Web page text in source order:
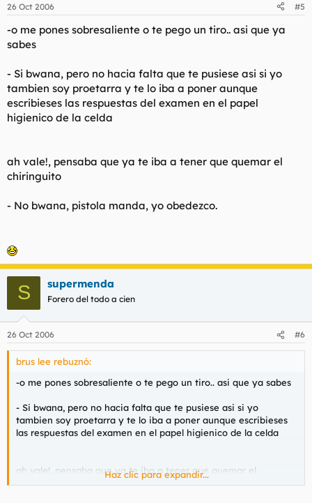
26 Oct 2006 #5
-o me pones sobresaliente o te pego un tiro.. asi que ya
sabes
- Si bwana, pero no hacia falta que te pusiese asi si yo
tambien soy proetarra y te lo iba a poner aunque
escribieses las respuestas del examen en el papel
higienico de la celda
ah vale!, pensaba que ya te iba a tener que quemar el
chiringuito
- No bwana, pistola manda, yo obedezco.
S supermenda
Forero del todo a cien
26 Oct 2006 #6
brus lee rebuznó:
-o me pones sobresaliente o te pego un tiro.. asi que ya sabes
- Si bwana, pero no hacia falta que te pusiese asi si yo
tambien soy proetarra y te lo iba a poner aunque escribieses
las respuestas del examen en el papel higienico de la celda
ah vale!, pensaba que ya te iba a tener que quemar el
chiringuito
Haz clic para expandir...